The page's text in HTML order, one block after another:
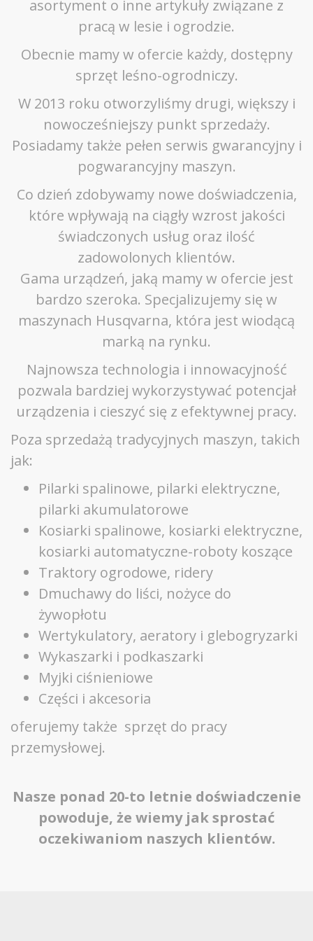
asortyment o inne artykuły związane z
pracą w lesie i ogrodzie.
Obecnie mamy w ofercie każdy, dostępny
sprzęt leśno-ogrodniczy.
W 2013 roku otworzyliśmy drugi, większy i
nowocześniejszy punkt sprzedaży.
Posiadamy także pełen serwis gwarancyjny i
pogwarancyjny maszyn.
Co dzień zdobywamy nowe doświadczenia,
które wpływają na ciągły wzrost jakości
świadczonych usług oraz ilość
zadowolonych klientów.
Gama urządzeń, jaką mamy w ofercie jest
bardzo szeroka. Specjalizujemy się w
maszynach Husqvarna, która jest wiodącą
marką na rynku.
Najnowsza technologia i innowacyjność
pozwala bardziej wykorzystywać potencjał
urządzenia i cieszyć się z efektywnej pracy.
Poza sprzedażą tradycyjnych maszyn, takich
jak:
Pilarki spalinowe, pilarki elektryczne,
pilarki akumulatorowe
Kosiarki spalinowe, kosiarki elektryczne,
kosiarki automatyczne-roboty koszące
Traktory ogrodowe, ridery
Dmuchawy do liści, nożyce do
żywopłotu
Wertykulatory, aeratory i glebogryzarki
Wykaszarki i podkaszarki
Myjki ciśnieniowe
Części i akcesoria
oferujemy także sprzęt do pracy
przemysłowej.
Nasze ponad 20-to letnie doświadczenie
powoduje, że wiemy jak sprostać
oczekiwaniom naszych klientów.